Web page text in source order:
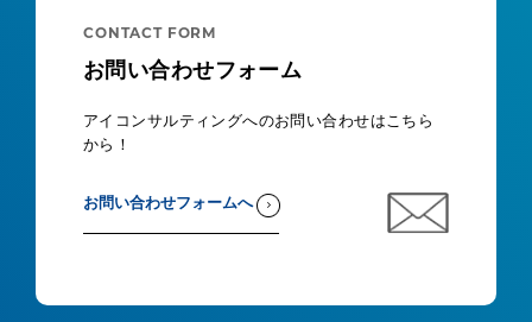
CONTACT FORM
お問い合わせフォーム
アイコンサルティングへのお問い合わせはこちら
から！
お問い合わせフォームへ